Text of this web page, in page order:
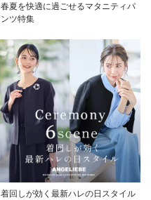
春夏を快適に過ごせるマタニティパ
ンツ特集
着回しが効く最新ハレの日スタイル